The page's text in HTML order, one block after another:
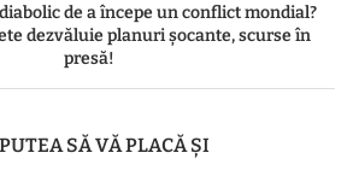
de a începe un conflict mondial?
dezvăluie planuri șocante, scurse în
presă!
SĂ VĂ PLACĂ ȘI